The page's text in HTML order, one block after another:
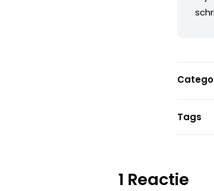
Tags
1 Reactie